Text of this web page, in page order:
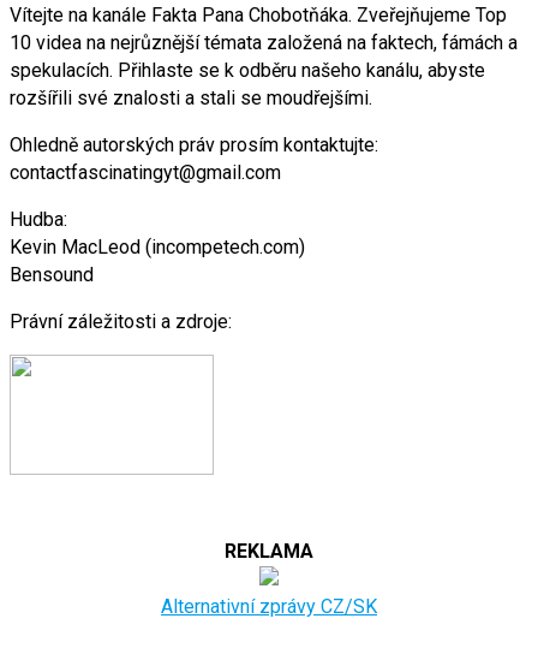
Vítejte na kanále Fakta Pana Chobotňáka. Zveřejňujeme Top
10 videa na nejrůznější témata založená na faktech, fámách a
spekulacích. Přihlaste se k odběru našeho kanálu, abyste
rozšířili své znalosti a stali se moudřejšími.
Ohledně autorských práv prosím kontaktujte:
contactfascinatingyt@gmail.com
Hudba:
Kevin MacLeod (incompetech.com)
Bensound
Právní záležitosti a zdroje:
REKLAMA
Alternativní zprávy CZ/SK